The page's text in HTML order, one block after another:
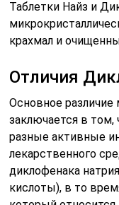
Таблетки Найз и
крахмал и
Отличия
Основное
заключается в том,
разные активные
лекарственного
диклофенака
кислоты), в то